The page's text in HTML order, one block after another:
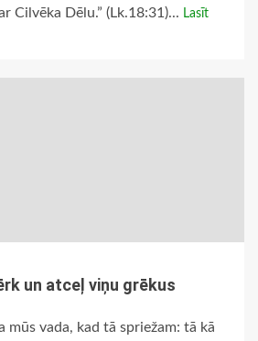
Cilvēka Dēlu.” (Lk.18:31)... Lasīt
un atceļ viņu grēkus
mūs vada, kad tā spriežam: tā kā